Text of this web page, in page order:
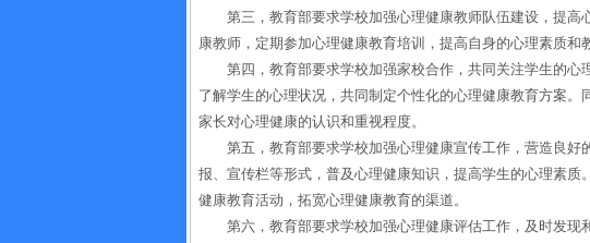
第三，教育部要求学校加强心理健康教师队伍建设，提
康教师，定期参加心理健康教育培训，提高自身的心理素质和
第四，教育部要求学校加强家校合作，共同关注学生的
了解学生的心理状况，共同制定个性化的心理健康教育方案
家长对心理健康的认识和重视程度。
第五，教育部要求学校加强心理健康宣传工作，营造良
报、宣传栏等形式，普及心理健康知识，提高学生的心理素
健康教育活动，拓宽心理健康教育的渠道。
第六，教育部要求学校加强心理健康评估工作，及时发